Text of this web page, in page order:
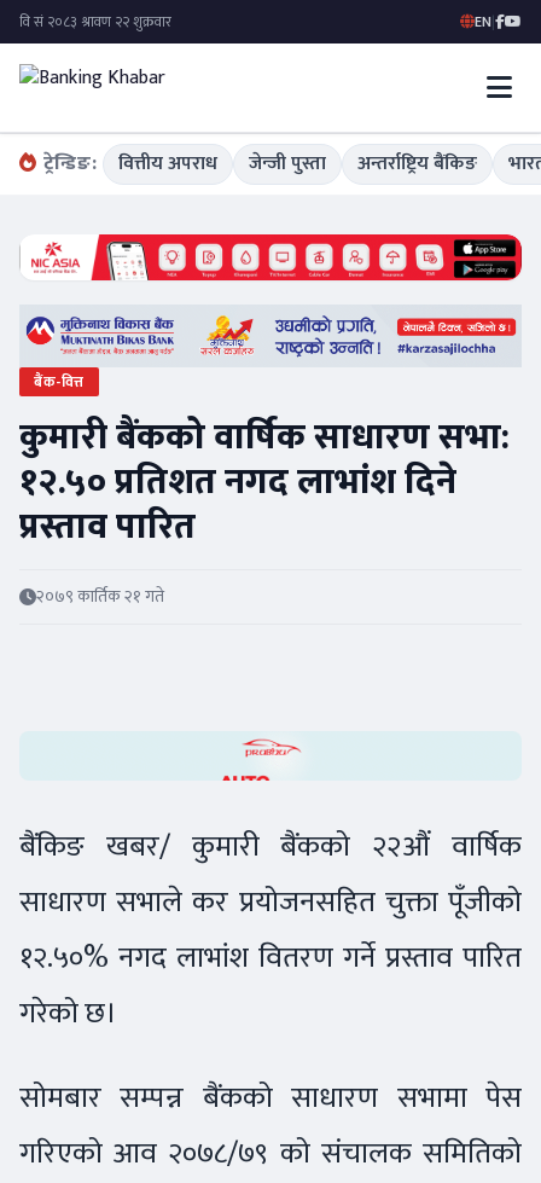
EN|
ट्रेन्डिङ: वित्तीय अपराध जेन्जी पुस्ता अन्तर्राष्ट्रिय बैंकिङ
बैंक-वित्त
कुमारी बैंकको वार्षिक साधारण सभा:
१२.५० प्रतिशत नगद लाभांश दिने
प्रस्ताव पारित
२०७९ कार्तिक २१ गते
बैंकिङ खबर/ कुमारी बैंकको २२औं वार्षिक
साधारण सभाले कर प्रयोजनसहित चुक्ता पूँजीको
१२.५०% नगद लाभांश वितरण गर्ने प्रस्ताव पारित
गरेको छ।
सोमबार सम्पन्न बैंकको साधारण सभामा पेस
गरिएको आव २०७८/७९ को संचालक समितिको